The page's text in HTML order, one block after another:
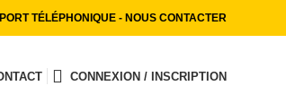
TÉLÉPHONIQUE - NOUS CONTACTER
CONNEXION / INSCRIPTION